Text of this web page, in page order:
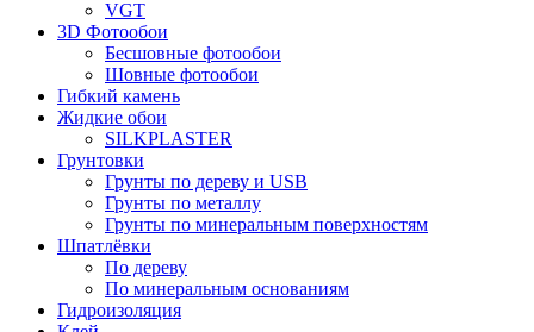
VGT
3D Фотообои
Бесшовные фотообои
Шовные фотообои
Гибкий камень
Жидкие обои
SILKPLASTER
Грунтовки
Грунты по дереву и USB
Грунты по металлу
Грунты по минеральным поверхностям
Шпатлёвки
По дереву
По минеральным основаниям
Гидроизоляция